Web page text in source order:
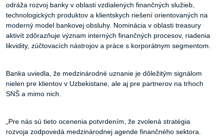
odráža rozvoj banky v oblasti vzdialených finančných služieb,
technologických produktov a klientskych riešení orientovaných na
moderný model bankovej obsluhy. Nominácia v oblasti treasury
aktivít zdôrazňuje význam interných finančných procesov, riadenia
likvidity, zúčtovacích nástrojov a práce s korporátnym segmentom.
Banka uviedla, že medzinárodné uznanie je dôležitým signálom
nielen pre klientov v Uzbekistane, ale aj pre partnerov na trhoch
SNŠ a mimo nich.
„Pre nás sú tieto ocenenia potvrdením, že zvolená stratégia
rozvoja zodpovedá medzinárodnej agende finančného sektora.